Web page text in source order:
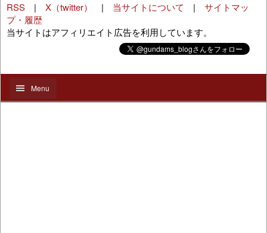
RSS | X（twitter） | 当サイトについて | サイトマッ
プ・履歴
当サイトはアフィリエイト広告を利用しています。
Menu